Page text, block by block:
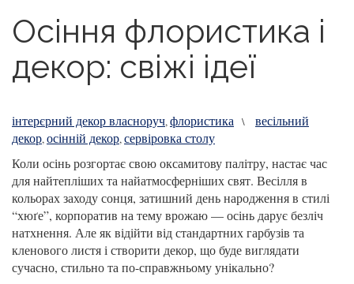
Осіння флористика і
декор: свіжі ідеї
інтерєрний декор власноруч,флористика \
весільний
декор,осінній декор,сервіровка столу
Коли осінь розгортає свою оксамитову палітру, настає час
для найтепліших та найатмосферніших свят. Весілля в
кольорах заходу сонця, затишний день народження в стилі
“хюґе”, корпоратив на тему врожаю — осінь дарує безліч
натхнення. Але як відійти від стандартних гарбузів та
кленового листя і створити декор, що буде виглядати
сучасно, стильно та по-справжньому унікально?